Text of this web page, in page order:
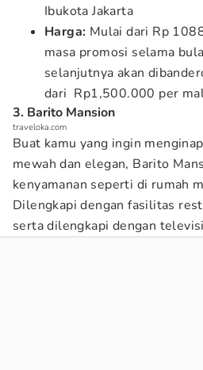
Ibukota Jakarta
Harga: Mulai dari Rp
masa promosi selama
selanjutnya akan
dari Rp1,500.000 per
3. Barito Mansion
traveloka.com
Buat kamu yang ingin
mewah dan elegan, Barito
kenyamanan seperti di rumah
Dilengkapi dengan fasilitas
serta dilengkapi dengan